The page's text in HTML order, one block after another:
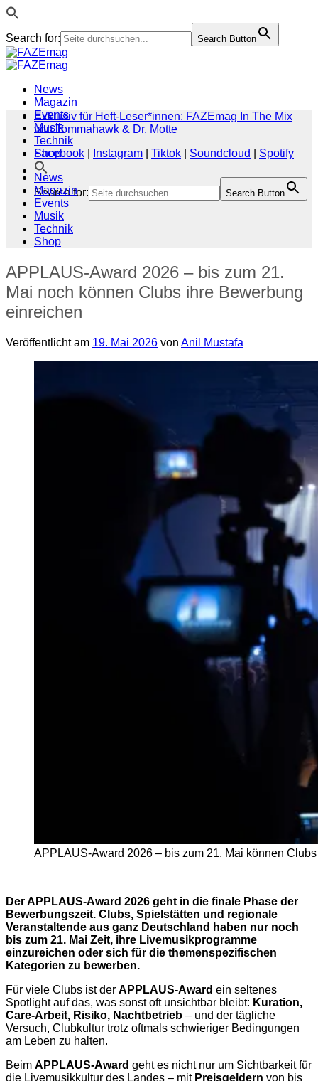
Search for: Search Button
Zum
Inhalt
News
Magazin
Events
Musik
Technik
Shop
Search for: Search Button
Exklusiv für Heft-Leser*innen: FAZEmag In The Mix
von Tommahawk & Dr. Motte
Facebook
Instagram Tiktok Soundcloud
Spotify
News
Magazin
Events
Musik
Technik
Shop
APPLAUS-Award 2026 – bis zum 21.
Mai noch können Clubs ihre Bewerbung
einreichen
Veröffentlicht am 19. Mai 2026 von Anil Mustafa
APPLAUS-Award 2026 – bis zum 21. Mai können
Der APPLAUS-Award 2026 geht in die finale Phase der
Bewerbungszeit. Clubs, Spielstätten und regionale
Veranstaltende aus ganz Deutschland haben nur noch
bis zum 21. Mai Zeit, ihre Livemusikprogramme
einzureichen oder sich für die themenspezifischen
Kategorien zu bewerben.
Für viele Clubs ist der APPLAUS-Award ein seltenes
Spotlight auf das, was sonst oft unsichtbar bleibt: Kuration,
Care-Arbeit, Risiko, Nachtbetrieb – und der tägliche
Versuch, Clubkultur trotz oftmals schwieriger Bedingungen
am Leben zu halten.
Beim APPLAUS-Award geht es nicht nur um Sichtbarkeit für
die Livemusikkultur des Landes – mit Preisgeldern von bis